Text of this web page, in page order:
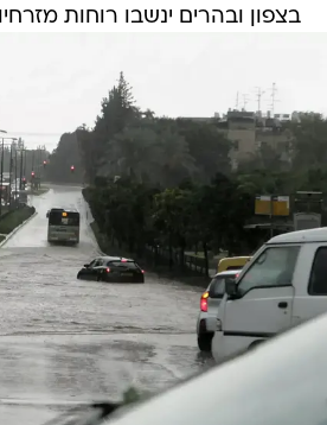
בצפון ובהרים ינשבו רוחות